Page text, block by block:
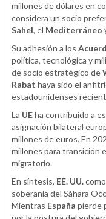
millones de dólares en
considera un socio
Sahel, el Mediterráneo
Su adhesión a los
política, tecnológica y
de socio estratégico de
Rabat haya sido el
estadounidenses
La UEha contribuido a
asignación bilateral
millones de euros. En
millones para transición
migratorio.
En síntesis, EE. UU.
soberanía del Sáhara
Mientras España pierde